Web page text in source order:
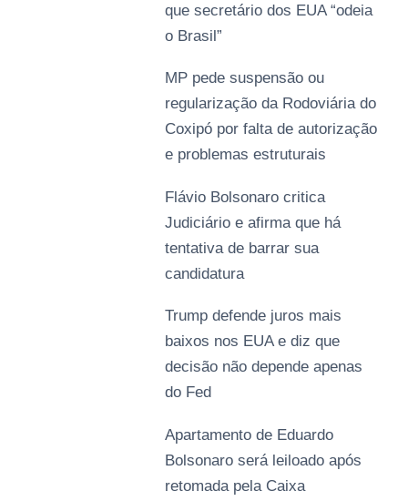
que secretário dos EUA “odeia
o Brasil”
MP pede suspensão ou
regularização da Rodoviária do
Coxipó por falta de autorização
e problemas estruturais
Flávio Bolsonaro critica
Judiciário e afirma que há
tentativa de barrar sua
candidatura
Trump defende juros mais
baixos nos EUA e diz que
decisão não depende apenas
do Fed
Apartamento de Eduardo
Bolsonaro será leiloado após
retomada pela Caixa